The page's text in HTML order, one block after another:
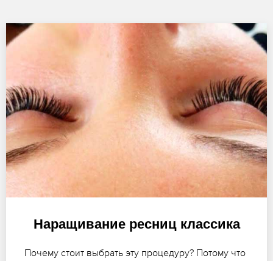
Наращивание ресниц классика
Почему стоит выбрать эту процедуру? Потому что